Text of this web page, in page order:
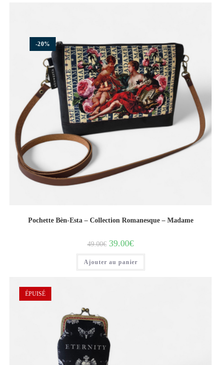
-20%
Pochette Bèn-Esta – Collection Romanesque – Madame
49.00€ 39.00€
Ajouter au panier
ÉPUISÉ